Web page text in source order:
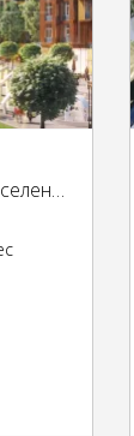
Russian design district, г. Москва, поселение Десеновское, посёлок Ватутинки, 1-я Ватутинская ул.